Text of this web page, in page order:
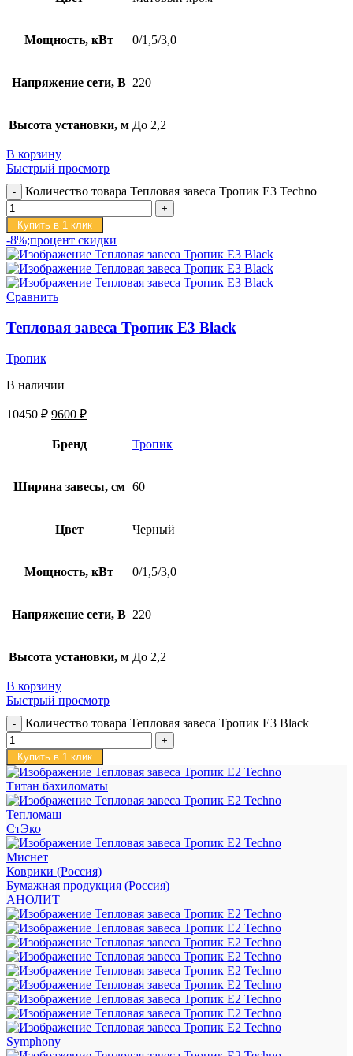
Мощность, кВт 0/1,5/3,0
Напряжение сети, В 220
Высота установки, м До 2,2
В корзину
Быстрый просмотр
Количество товара Тепловая завеса Тропик E3 Techno
Купить в 1 клик
-8%;процент скидки
Сравнить
Тепловая завеса Тропик E3 Black
Тропик
В наличии
10450₽ 9600 ₽
Бренд Тропик
Ширина завесы, см 60
Цвет Черный
Мощность, кВт 0/1,5/3,0
Напряжение сети, В 220
Высота установки, м До 2,2
В корзину
Быстрый просмотр
Количество товара Тепловая завеса Тропик E3 Black
Купить в 1 клик
Титан бахиломаты
Тепломаш
СтЭко
Миснет
Коврики (Россия)
Бумажная продукция (Россия)
АНОЛИТ
Symphony